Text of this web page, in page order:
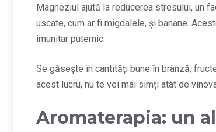
Magneziul ajută la reducerea stresului, un
uscate, cum ar fi migdalele, și banane.
imunitar puternic.
Se găsește în cantități bune în brânză,
acest lucru, nu te vei mai simți atât de
Aromaterapia: un